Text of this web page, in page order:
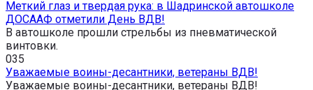
Меткий глаз и твердая рука: в Шадринской автошколе
ДОСААФ отметили День ВДВ!
В автошколе прошли стрельбы из пневматической
винтовки.
035
Уважаемые воины-десантники, ветераны ВДВ!
Уважаемые воины-десантники, ветераны ВДВ!